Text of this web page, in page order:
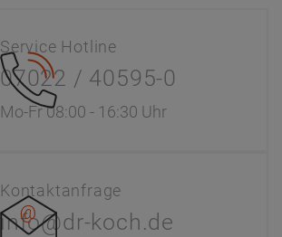
Service Hotline
07022 / 40595-0
Mo-Fr 08:00 - 16:30 Uhr
Kontaktanfrage
info@dr-koch.de